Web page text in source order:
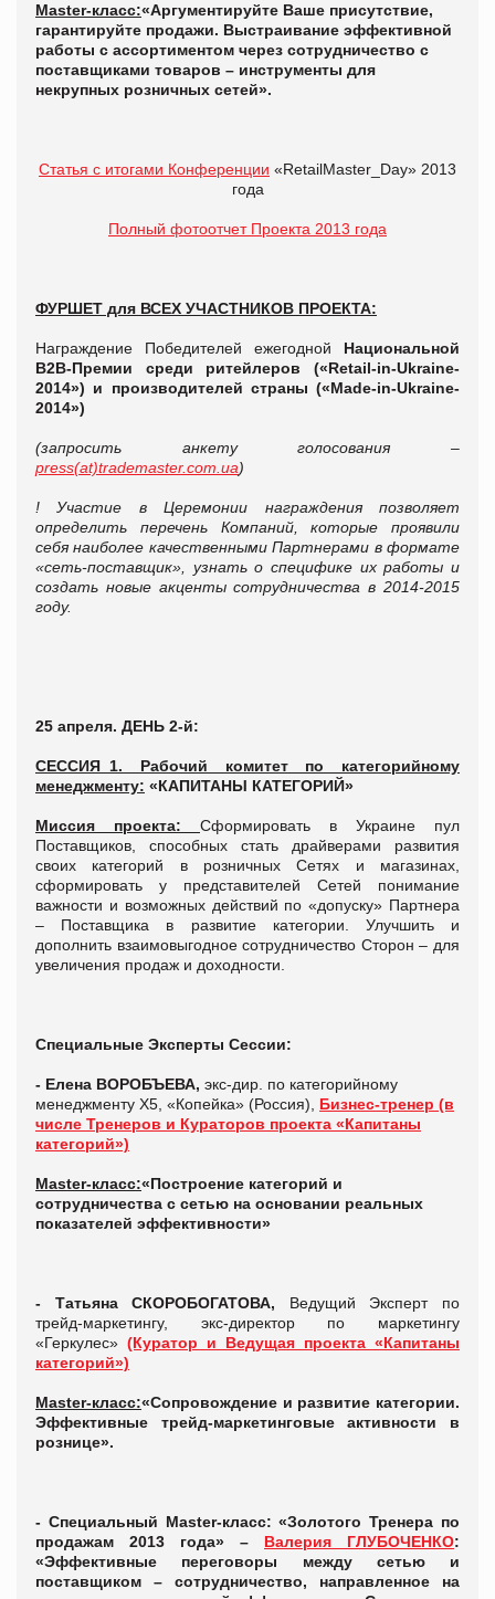
Master-класс:«Аргументируйте Ваше присутствие,
гарантируйте продажи. Выстраивание эффективной
работы с ассортиментом через сотрудничество с
поставщиками товаров – инструменты для
некрупных розничных сетей».
Статья с итогами Конференции «RetailMaster_Day» 2013
года
Полный фотоотчет Проекта 2013 года
ФУРШЕТ для ВСЕХ УЧАСТНИКОВ ПРОЕКТА:
Награждение Победителей ежегодной Национальной
В2В-Премии среди ритейлеров («Retail-in-Ukraine-
2014») и производителей страны («Made-in-Ukraine-
2014»)
(запросить анкету голосования –
press(at)trademaster.com.ua)
! Участие в Церемонии награждения позволяет
определить перечень Компаний, которые проявили
себя наиболее качественными Партнерами в формате
«сеть-поставщик», узнать о специфике их работы и
создать новые акценты сотрудничества в 2014-2015
году.
25 апреля. ДЕНЬ 2-й:
СЕССИЯ_1. Рабочий комитет по категорийному
менеджменту: «КАПИТАНЫ КАТЕГОРИЙ»
Миссия проекта: Сформировать в Украине пул
Поставщиков, способных стать драйверами развития
своих категорий в розничных Сетях и магазинах,
сформировать у представителей Сетей понимание
важности и возможных действий по «допуску» Партнера
– Поставщика в развитие категории. Улучшить и
дополнить взаимовыгодное сотрудничество Сторон – для
увеличения продаж и доходности.
Специальные Эксперты Сессии:
- Елена ВОРОБЪЕВА, экс-дир. по категорийному
менеджменту Х5, «Копейка» (Россия),
Бизнес-тренер (в
числе Тренеров и Кураторов проекта «Капитаны
категорий»)
Master-класс:«Построение категорий и
сотрудничества с сетью на основании реальных
показателей эффективности»
- Татьяна СКОРОБОГАТОВА, Ведущий Эксперт по
трейд-маркетингу, экс-директор по маркетингу
«Геркулес» (Куратор и Ведущая проекта «Капитаны
категорий»)
Master-класс:«Сопровождение и развитие категории.
Эффективные трейд-маркетинговые активности в
рознице».
- Специальный Master-класс: «Золотого Тренера по
продажам 2013 года» – Валерия ГЛУБОЧЕНКО:
«Эффективные переговоры между сетью и
поставщиком – сотрудничество, направленное на